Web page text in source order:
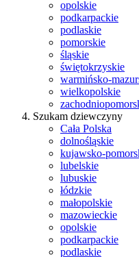
opolskie
podkarpackie
podlaskie
pomorskie
śląskie
świętokrzyskie
warmińsko-
wielkopolskie
Szukam dziewczyny
Cała Polska
dolnośląskie
kujawsko-
lubelskie
lubuskie
łódzkie
małopolskie
mazowieckie
opolskie
podkarpackie
podlaskie